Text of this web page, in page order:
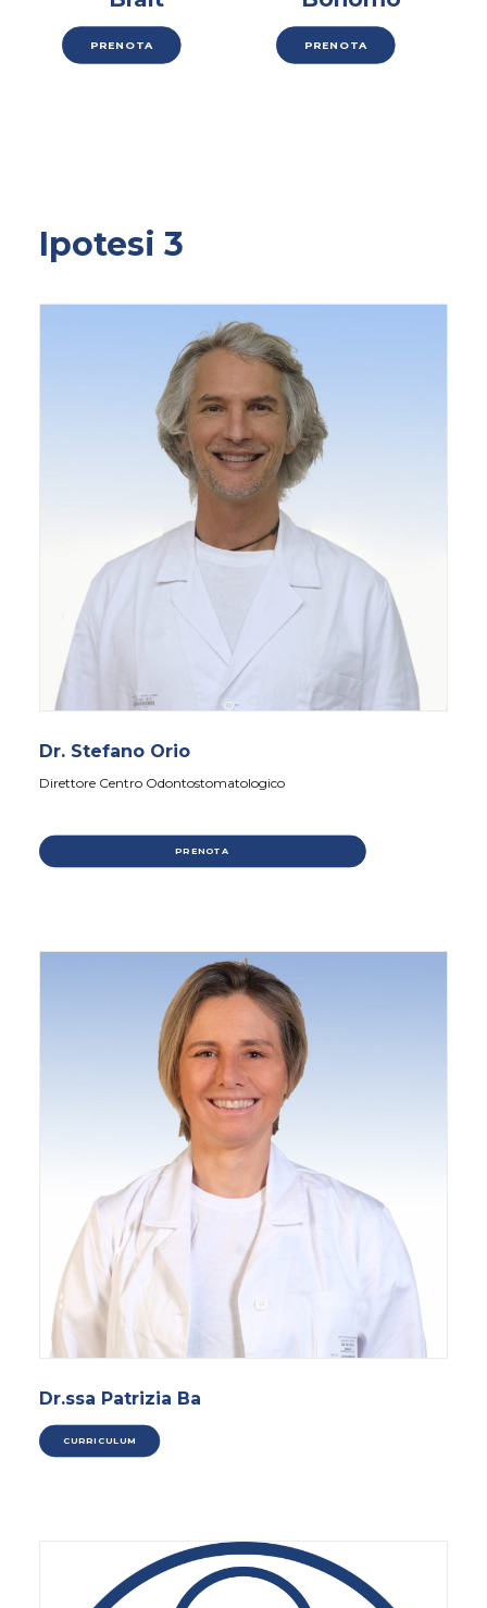
PRENOTA PRENOTA
Ipotesi 3
Dr. Stefano Orio
Direttore Centro Odontostomatologico
PRENOTA
Dr.ssa Patrizia Ba
CURRICULUM